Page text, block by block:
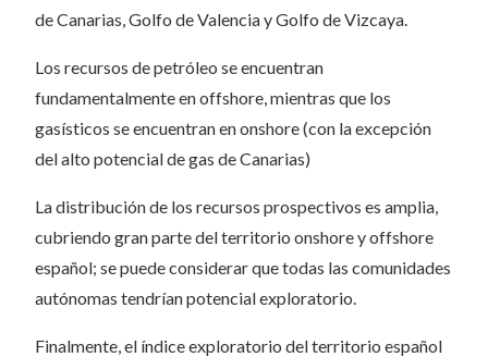
de Canarias, Golfo de Valencia y Golfo de Vizcaya.
Los recursos de petróleo se encuentran
fundamentalmente en offshore, mientras que los
gasísticos se encuentran en onshore (con la excepción
del alto potencial de gas de Canarias)
La distribución de los recursos prospectivos es amplia,
cubriendo gran parte del territorio onshore y offshore
español; se puede considerar que todas las comunidades
autónomas tendrían potencial exploratorio.
Finalmente, el índice exploratorio del territorio español